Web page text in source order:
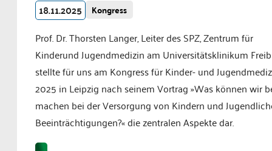
18.11.2025 Kongress
Prof. Dr. Thorsten Langer, Leiter des SPZ, Zentrum für
Kinderund Jugendmedizin am Universitätsklinikum
stellte für uns am Kongress für Kinder- und
2025 in Leipzig nach seinem Vortrag »Was können wir
machen bei der Versorgung von Kindern und
Beeinträchtigungen?« die zentralen Aspekte dar.